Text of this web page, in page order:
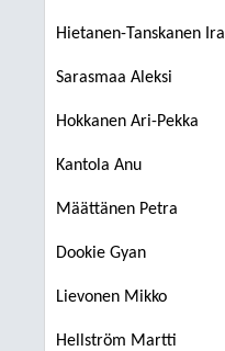
Hietanen-Tanskanen Ira
Sarasmaa Aleksi
Hokkanen Ari-Pekka
Kantola Anu
Määttänen Petra
Dookie Gyan
Lievonen Mikko
Hellström Martti